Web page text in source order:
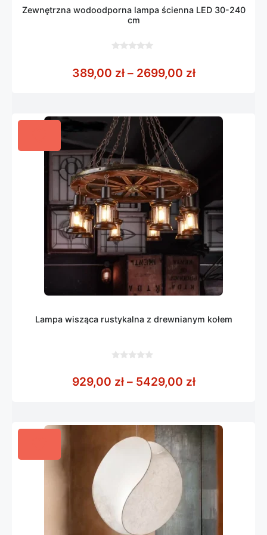
Zewnętrzna wodoodporna lampa ścienna LED 30-240
cm
5
389,00 zł – 2699,00 złZakres cen:
Lampa wisząca rustykalna z drewnianym kołem
5
929,00 zł – 5429,00 złZakres cen: